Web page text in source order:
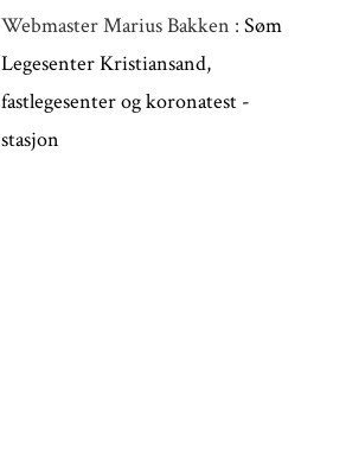
Webmaster Marius Bakken : Søm
Legesenter Kristiansand,
fastlegesenter og koronatest -
stasjon